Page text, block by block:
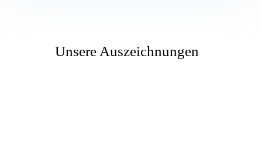
Unsere Auszeichnungen